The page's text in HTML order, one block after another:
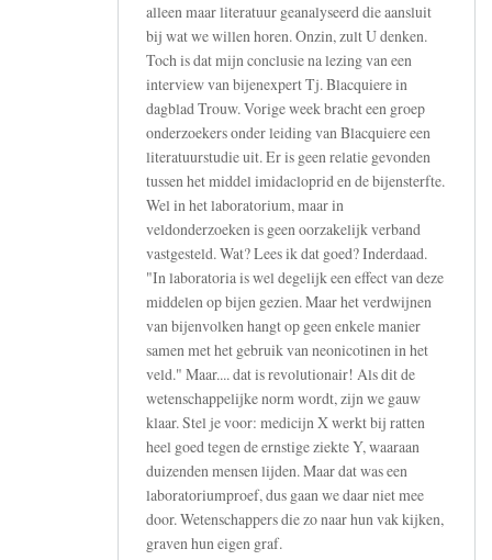
alleen maar literatuur geanalyseerd die aansluit
bij wat we willen horen. Onzin, zult U denken.
Toch is dat mijn conclusie na lezing van een
interview van bijenexpert Tj. Blacquiere in
dagblad Trouw. Vorige week bracht een groep
onderzoekers onder leiding van Blacquiere een
literatuurstudie uit. Er is geen relatie gevonden
tussen het middel imidacloprid en de bijensterfte.
Wel in het laboratorium, maar in
veldonderzoeken is geen oorzakelijk verband
vastgesteld. Wat? Lees ik dat goed? Inderdaad.
"In laboratoria is wel degelijk een effect van deze
middelen op bijen gezien. Maar het verdwijnen
van bijenvolken hangt op geen enkele manier
samen met het gebruik van neonicotinen in het
veld." Maar.... dat is revolutionair! Als dit de
wetenschappelijke norm wordt, zijn we gauw
klaar. Stel je voor: medicijn X werkt bij ratten
heel goed tegen de ernstige ziekte Y, waaraan
duizenden mensen lijden. Maar dat was een
laboratoriumproef, dus gaan we daar niet mee
door. Wetenschappers die zo naar hun vak kijken,
graven hun eigen graf.